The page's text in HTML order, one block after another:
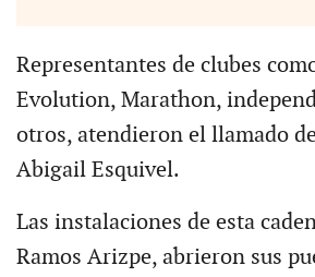
Representantes de clubes
Evolution, Marathon,
otros, atendieron el llamado
Abigail Esquivel.
Las instalaciones de esta
Ramos Arizpe, abrieron sus